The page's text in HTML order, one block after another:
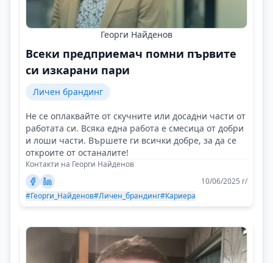
Георги Найденов
Всеки предприемач помни първите
си изкарани пари
Личен брандинг
Не се оплаквайте от скучните или досадни части от
работата си. Всяка една работа е смесица от добри
и лоши части. Вършете ги всички добре, за да се
откроите от останалите!
Контакти на Георги Найденов
10/06/2025 г/
#Георги_Найденов#Личен_брандинг#Кариера